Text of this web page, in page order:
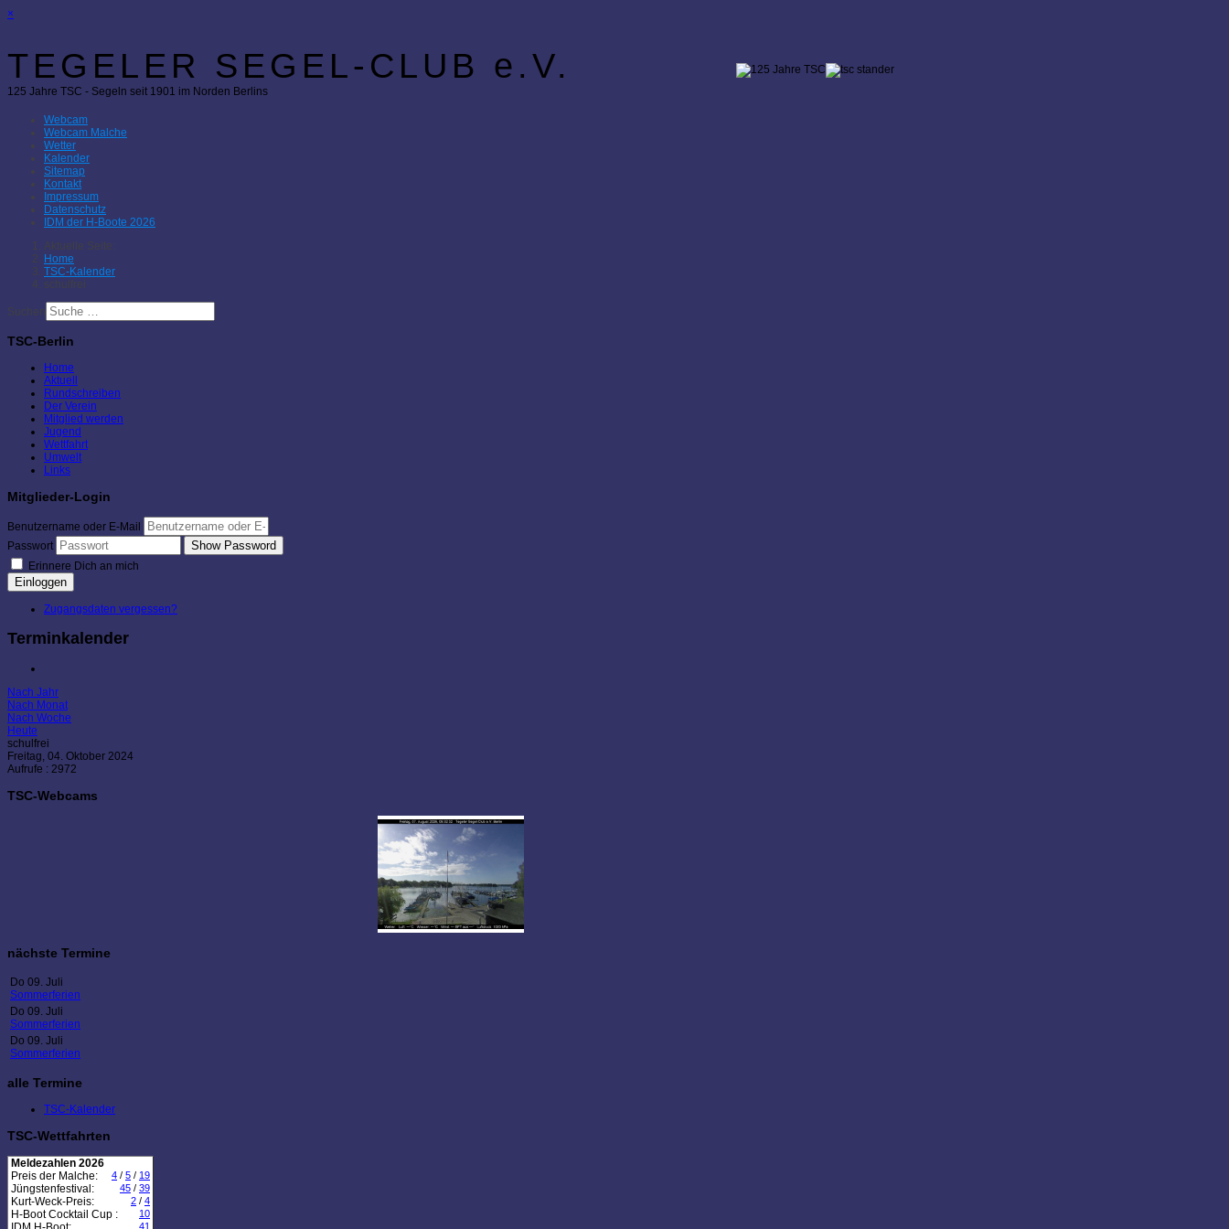
×
TEGELER SEGEL-CLUB e.V.
125 Jahre TSC - Segeln seit 1901 im Norden Berlins
Webcam
Webcam Malche
Wetter
Kalender
Sitemap
Kontakt
Impressum
Datenschutz
IDM der H-Boote 2026
Aktuelle Seite:
Home
TSC-Kalender
schulfrei
Suchen
TSC-Berlin
Home
Aktuell
Rundschreiben
Der Verein
Mitglied werden
Jugend
Wettfahrt
Umwelt
Links
Mitglieder-Login
Benutzername oder E-Mail
Passwort
Show Password
Erinnere Dich an mich
Einloggen
Zugangsdaten vergessen?
Terminkalender
Nach Jahr
Nach Monat
Nach Woche
Heute
schulfrei
Freitag, 04. Oktober 2024
Aufrufe : 2972
TSC-Webcams
nächste Termine
Do 09. Juli
Sommerferien
Do 09. Juli
Sommerferien
Do 09. Juli
Sommerferien
alle Termine
TSC-Kalender
TSC-Wettfahrten
Meldezahlen 2026
Preis der Malche:
4 / 5 / 19
Jüngstenfestival: 45 / 39
Kurt-Weck-Preis: 2 / 4
H-Boot Cocktail Cup : 10
41